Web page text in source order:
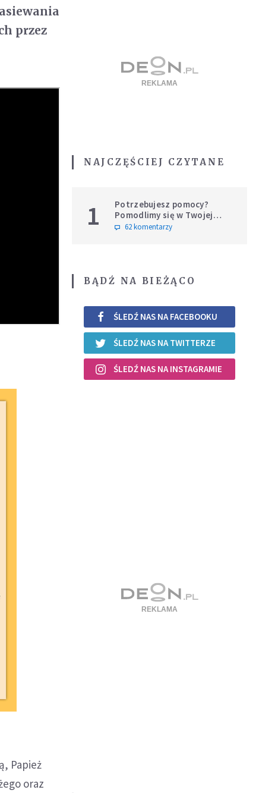
przez
Papież
oraz
NAJCZĘŚCIEJ CZYTANE
1
Potrzebujesz pomocy?
Pomodlimy się w Twojej
intencji
62 komentarzy
BĄDŹ NA BIEŻĄCO
ŚLEDŹ NAS NA FACEBOOKU
ŚLEDŹ NAS NA TWITTERZE
ŚLEDŹ NAS NA INSTAGRAMIE